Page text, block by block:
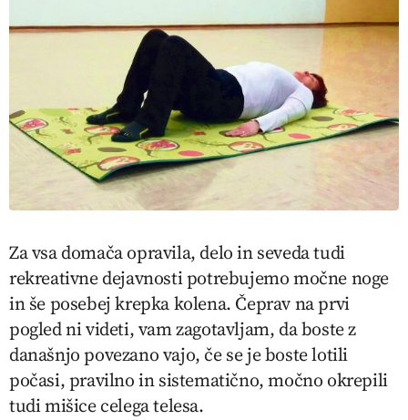
Za vsa domača opravila, delo in seveda tudi
rekreativne dejavnosti potrebujemo močne noge
in še posebej krepka kolena. Čeprav na prvi
pogled ni videti, vam zagotavljam, da boste z
današnjo povezano vajo, če se je boste lotili
počasi, pravilno in sistematično, močno okrepili
tudi mišice celega telesa.